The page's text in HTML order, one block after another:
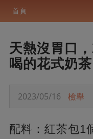
首頁
天熱沒胃口
喝的花式奶
2023/05/16 檢舉
配料：紅茶包1